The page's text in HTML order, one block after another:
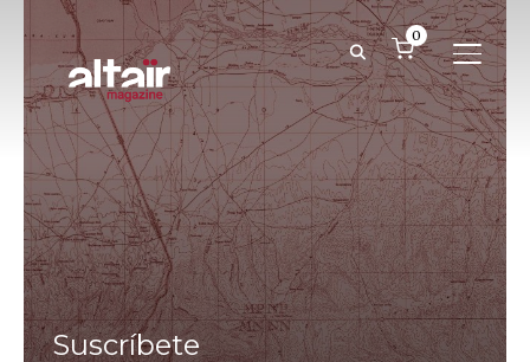
0
Suscríbete